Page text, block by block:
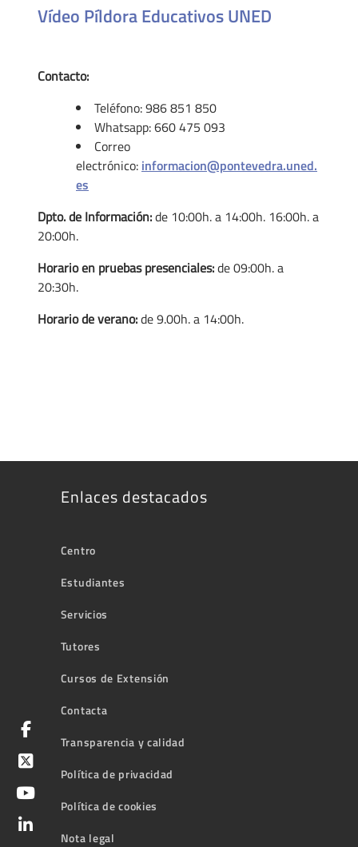
Vídeo Píldora Educativos UNED
Contacto:
Teléfono: 986 851 850
Whatsapp: 660 475 093
Correo
electrónico: informacion@pontevedra.uned.
es
Dpto. de Información:de 10:00h. a 14:00h. 16:00h. a
20:00h.
Horario en pruebas presenciales:de 09:00h. a
20:30h.
Horario de verano:de 9.00h. a 14:00h.
Enlaces destacados
Centro
Estudiantes
Servicios
Tutores
Cursos de Extensión
Contacta
Transparencia y calidad
Política de privacidad
Política de cookies
Nota legal